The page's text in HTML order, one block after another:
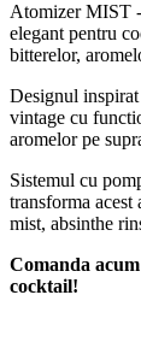
Atomizer MIST
elegant pentru
bitterelor,
Designul
vintage cu
aromelor pe
Sistemul cu
transforma
mist, absinthe
Comanda
cocktail!